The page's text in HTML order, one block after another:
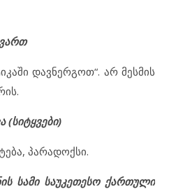
დავნერგოთ“. არ მესმის
(სიტყვები)
პარადოქსი.
სამი საუკეთესო ქართული